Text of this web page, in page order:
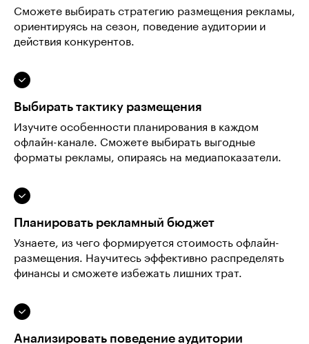
Сможете выбирать стратегию размещения рекламы,
ориентируясь на сезон, поведение аудитории и
действия конкурентов.
Выбирать тактику размещения
Изучите особенности планирования в каждом
офлайн-канале. Сможете выбирать выгодные
форматы рекламы, опираясь на медиапоказатели.
Планировать рекламный бюджет
Узнаете, из чего формируется стоимость офлайн-
размещения. Научитесь эффективно распределять
финансы и сможете избежать лишних трат.
Анализировать поведение аудитории